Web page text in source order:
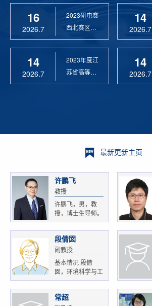
16
2026.7
2023研电赛
西北赛区优
秀指导教师
14
2026.7
2023年度江
苏省高等学
校科学技术
14
2026.7
14
2026.7
最新更新主页
许鹏飞
教授
许鹏飞，男，教
授，博士生导师。
获...
段倩囡
副教授
基本情况 段倩
囡，环境科学与工
程...
常超